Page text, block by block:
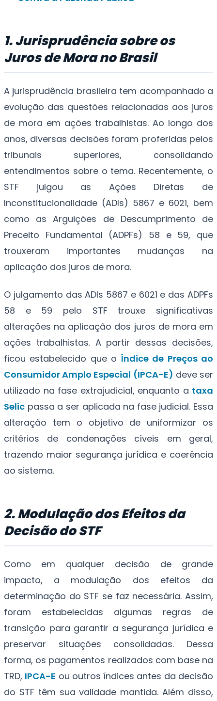
1. Jurisprudência sobre os
Juros de Mora no Brasil
A jurisprudência brasileira tem acompanhado a
evolução das questões relacionadas aos juros
de mora em ações trabalhistas. Ao longo dos
anos, diversas decisões foram proferidas pelos
tribunais superiores, consolidando
entendimentos sobre o tema. Recentemente, o
STF julgou as Ações Diretas de
Inconstitucionalidade (ADIs) 5867 e 6021, bem
como as Arguições de Descumprimento de
Preceito Fundamental (ADPFs) 58 e 59, que
trouxeram importantes mudanças na
aplicação dos juros de mora.
O julgamento das ADIs 5867 e 6021 e das ADPFs
58 e 59 pelo STF trouxe significativas
alterações na aplicação dos juros de mora em
ações trabalhistas. A partir dessas decisões,
ficou estabelecido que o Índice de Preços ao
Consumidor Amplo Especial (IPCA-E) deve ser
utilizado na fase extrajudicial, enquanto a taxa
Selic passa a ser aplicada na fase judicial. Essa
alteração tem o objetivo de uniformizar os
critérios de condenações cíveis em geral,
trazendo maior segurança jurídica e coerência
ao sistema.
2. Modulação dos Efeitos da
Decisão do STF
Como em qualquer decisão de grande
impacto, a modulação dos efeitos da
determinação do STF se faz necessária. Assim,
foram estabelecidas algumas regras de
transição para garantir a segurança jurídica e
preservar situações consolidadas. Dessa
forma, os pagamentos realizados com base na
TRD, IPCA-E ou outros índices antes da decisão
do STF têm sua validade mantida. Além disso,